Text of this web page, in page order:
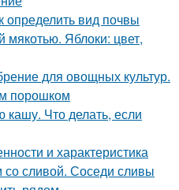
определить вид почвы
мякотью. Яблоки: цвет,
для овощных культур.
порошком
кашу. Что делать, если
и характеристика
со сливой. Соседи сливы